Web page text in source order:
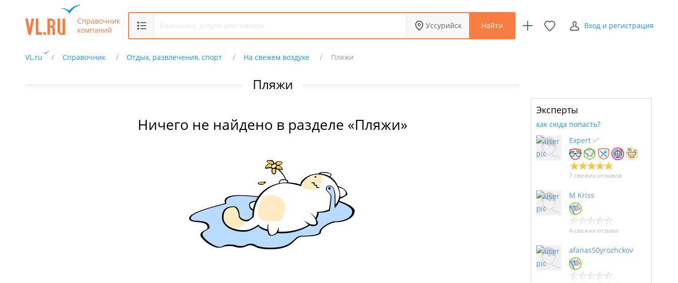
Справочник
компаний
Уссурийск Найти Вход и регистрация
VL.ru Справочник Отдых, развлечения, спорт На свежем воздухе Пляжи
Пляжи
Ничего не найдено в разделе «Пляжи»
Эксперты
как сюда попасть?
Expert ✅
7 свежих отзывов
M Kriss
4 свежих отзыва
afanas50yrozhckov